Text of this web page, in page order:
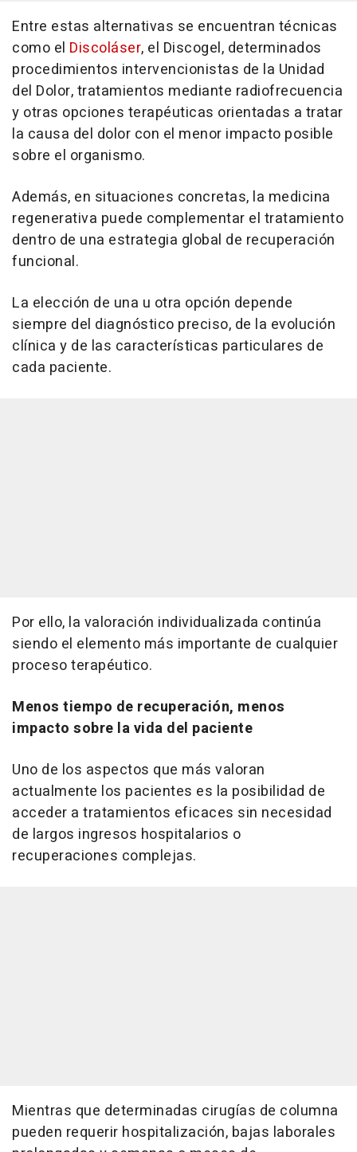
Entre estas alternativas se encuentran técnicas
como el Discoláser, el Discogel, determinados
procedimientos intervencionistas de la Unidad
del Dolor, tratamientos mediante radiofrecuencia
y otras opciones terapéuticas orientadas a tratar
la causa del dolor con el menor impacto posible
sobre el organismo.
Además, en situaciones concretas, la medicina
regenerativa puede complementar el tratamiento
dentro de una estrategia global de recuperación
funcional.
La elección de una u otra opción depende
siempre del diagnóstico preciso, de la evolución
clínica y de las características particulares de
cada paciente.
Por ello, la valoración individualizada continúa
siendo el elemento más importante de cualquier
proceso terapéutico.
Menos tiempo de recuperación, menos
impacto sobre la vida del paciente
Uno de los aspectos que más valoran
actualmente los pacientes es la posibilidad de
acceder a tratamientos eficaces sin necesidad
de largos ingresos hospitalarios o
recuperaciones complejas.
Mientras que determinadas cirugías de columna
pueden requerir hospitalización, bajas laborales